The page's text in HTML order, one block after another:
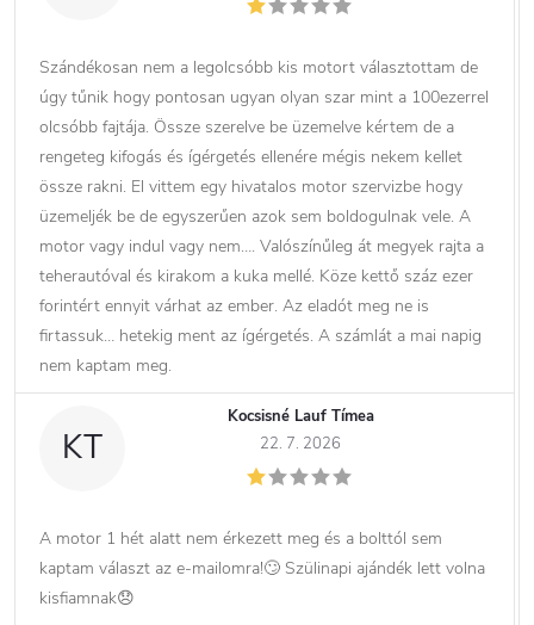
Szándékosan nem a legolcsóbb kis motort választottam de
úgy tűnik hogy pontosan ugyan olyan szar mint a 100ezerrel
olcsóbb fajtája. Össze szerelve be üzemelve kértem de a
rengeteg kifogás és ígérgetés ellenére mégis nekem kellet
össze rakni. El vittem egy hivatalos motor szervizbe hogy
üzemeljék be de egyszerűen azok sem boldogulnak vele. A
motor vagy indul vagy nem…. Valószínűleg át megyek rajta a
teherautóval és kirakom a kuka mellé. Köze kettő száz ezer
forintért ennyit várhat az ember. Az eladót meg ne is
firtassuk… hetekig ment az ígérgetés. A számlát a mai napig
nem kaptam meg.
KT
Kocsisné Lauf Tímea
22. 7. 2026
A motor 1 hét alatt nem érkezett meg és a bolttól sem
kaptam választ az e-mailomra!🙄 Szülinapi ajándék lett volna
kisfiamnak😞